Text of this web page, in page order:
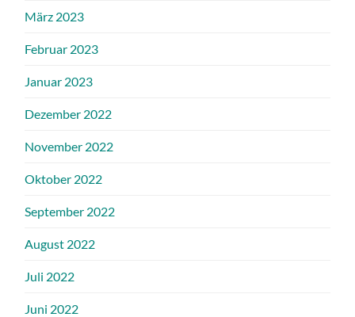
März 2023
Februar 2023
Januar 2023
Dezember 2022
November 2022
Oktober 2022
September 2022
August 2022
Juli 2022
Juni 2022